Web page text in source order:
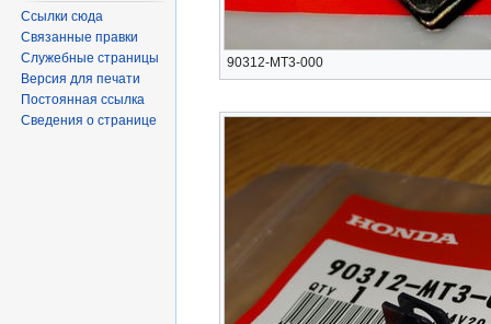
90312-MT3-000
Ссылки сюда
Связанные правки
Служебные страницы
Версия для печати
Постоянная ссылка
Сведения о странице